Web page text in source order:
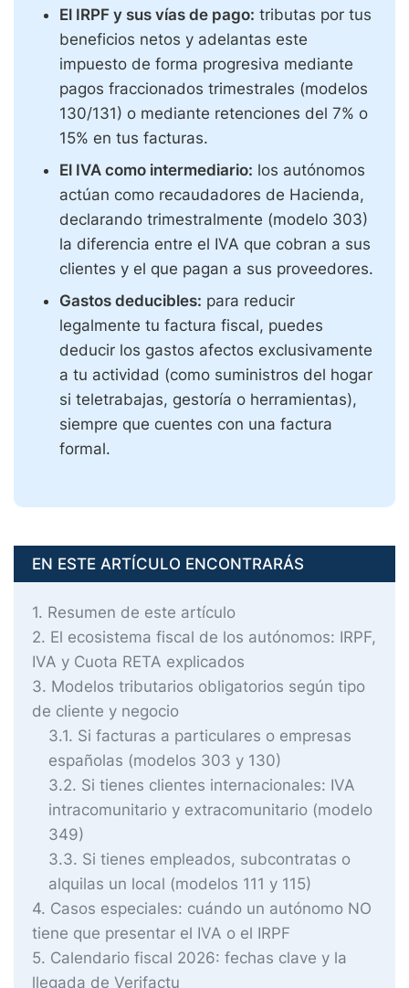
El IRPF y sus vías de pago: tributas por tus
beneficios netos y adelantas este
impuesto de forma progresiva mediante
pagos fraccionados trimestrales (modelos
130/131) o mediante retenciones del 7% o
15% en tus facturas.
El IVA como intermediario: los autónomos
actúan como recaudadores de Hacienda,
declarando trimestralmente (modelo 303)
la diferencia entre el IVA que cobran a sus
clientes y el que pagan a sus proveedores.
Gastos deducibles: para reducir
legalmente tu factura fiscal, puedes
deducir los gastos afectos exclusivamente
a tu actividad (como suministros del hogar
si teletrabajas, gestoría o herramientas),
siempre que cuentes con una factura
formal.
EN ESTE ARTÍCULO ENCONTRARÁS
1 Resumen de este artículo
2 El ecosistema fiscal de los autónomos: IRPF,
IVA y Cuota RETA explicados
3 Modelos tributarios obligatorios según tipo
de cliente y negocio
3.1 Si facturas a particulares o empresas
españolas (modelos 303 y 130)
3.2 Si tienes clientes internacionales: IVA
intracomunitario y extracomunitario (modelo
349)
3.3 Si tienes empleados, subcontratas o
alquilas un local (modelos 111 y 115)
4 Casos especiales: cuándo un autónomo NO
tiene que presentar el IVA o el IRPF
5 Calendario fiscal 2026: fechas clave y la
llegada de Verifactu